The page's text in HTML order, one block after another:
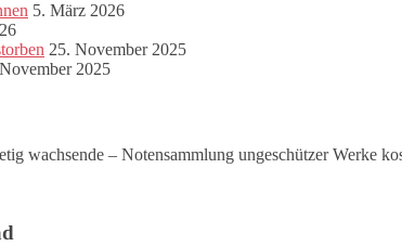
5. März 2026
25. November 2025
2025
wachsende – Notensammlung ungeschützer Werke